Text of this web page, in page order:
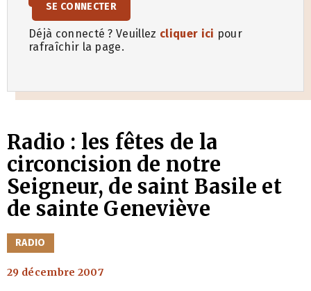
SE CONNECTER
Déjà connecté ? Veuillez cliquer ici pour
rafraîchir la page.
Radio : les fêtes de la
circoncision de notre
Seigneur, de saint Basile et
de sainte Geneviève
CATÉGORIES
RADIO
29 décembre 2007